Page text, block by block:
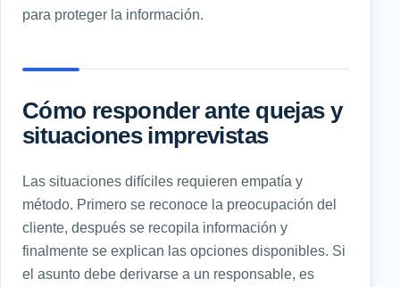
para proteger la información.
Cómo responder ante quejas y
situaciones imprevistas
Las situaciones difíciles requieren empatía y
método. Primero se reconoce la preocupación del
cliente, después se recopila información y
finalmente se explican las opciones disponibles. Si
el asunto debe derivarse a un responsable, es